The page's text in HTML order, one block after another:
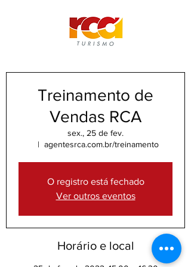
Treinamento de
Vendas RCA
sex., 25 de fev.
  |
agentesrca.com.br/treinamento
O registro está fechado
Ver outros eventos
Horário e local